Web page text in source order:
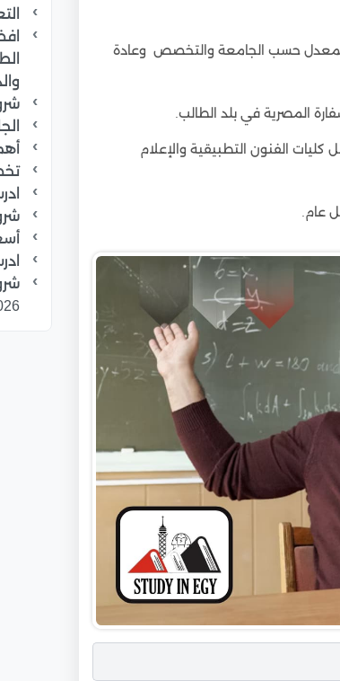
حسب الجامعة والتخصص وعادة
المصرية في بلد الطالب.
كليات الفنون التطبيقية والإعلام
عام.